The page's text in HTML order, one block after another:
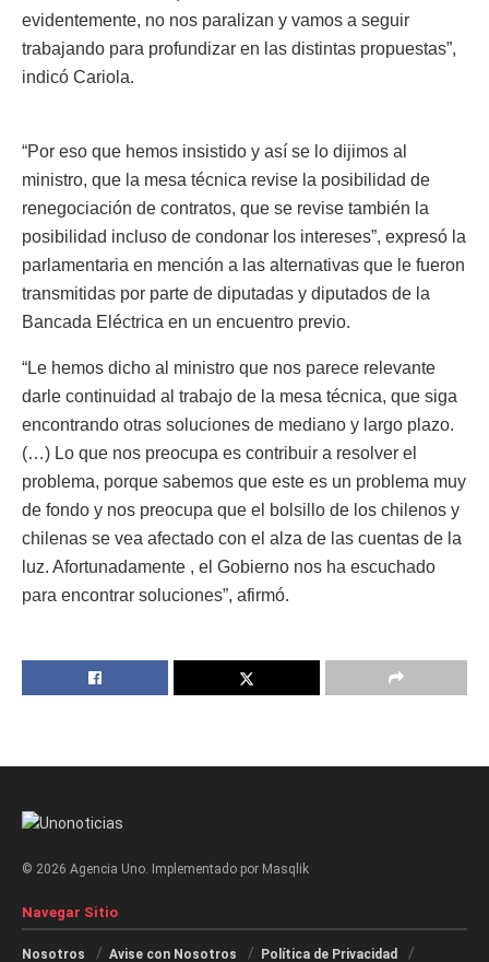
evidentemente, no nos paralizan y vamos a seguir
trabajando para profundizar en las distintas propuestas”,
indicó Cariola.
“Por eso que hemos insistido y así se lo dijimos al
ministro, que la mesa técnica revise la posibilidad de
renegociación de contratos, que se revise también la
posibilidad incluso de condonar los intereses”, expresó la
parlamentaria en mención a las alternativas que le fueron
transmitidas por parte de diputadas y diputados de la
Bancada Eléctrica en un encuentro previo.
“Le hemos dicho al ministro que nos parece relevante
darle continuidad al trabajo de la mesa técnica, que siga
encontrando otras soluciones de mediano y largo plazo.
(…) Lo que nos preocupa es contribuir a resolver el
problema, porque sabemos que este es un problema muy
de fondo y nos preocupa que el bolsillo de los chilenos y
chilenas se vea afectado con el alza de las cuentas de la
luz. Afortunadamente , el Gobierno nos ha escuchado
para encontrar soluciones”, afirmó.
© 2026 Agencia Uno. Implementado por Masqlik
Navegar Sitio
Nosotros Avise con Nosotros Política de Privacidad